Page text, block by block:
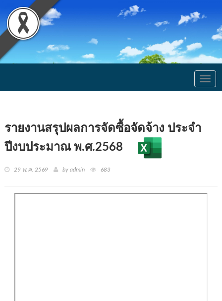
รายงานสรุปผลการจัดซื้อจัดจ้าง ประจำ
ปีงบประมาณ พ.ศ.2568
29 พ.ค. 2569 by admin 683